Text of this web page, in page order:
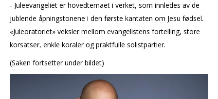
- Juleevangeliet er hovedtemaet i verket, som innledes av de
jublende åpningstonene i den første kantaten om Jesu fødsel.
«Juleoratoriet» veksler mellom evangelistens fortelling, store
korsatser, enkle koraler og praktfulle solistpartier.
(Saken fortsetter under bildet)